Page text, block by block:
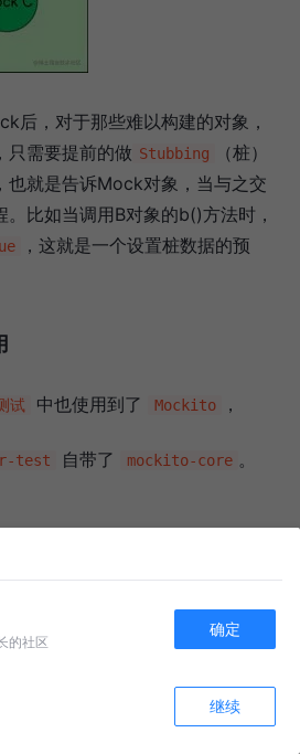
后，对于那些难以构建的对象，
只需要提前的做 Stubbing
（桩）
也就是告诉Mock对象，当与之交
比如当调用B对象的b()方法时，
，这就是一个设置桩数据的预
试 中也使用到了 Mockito ，
test 自带了 mockito-core 。
(strategy = GenerationType.IDENTITY)
的社区
确定
继续